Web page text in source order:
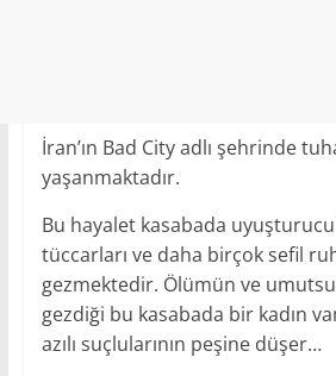
İran’ın Bad City adlı şehrinde
yaşanmaktadır.
Bu hayalet kasabada uyuşturucu
tüccarları ve daha birçok sefil
gezmektedir. Ölümün ve
gezdiği bu kasabada bir kadın
azılı suçlularının peşine düşer…